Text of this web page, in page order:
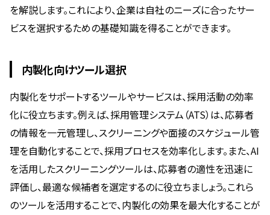
を解説します。これにより、企業は自社のニーズに合ったサー
ビスを選択するための基礎知識を得ることができます。
内製化向けツール選択
内製化をサポートするツールやサービスは、採用活動の効率
化に役立ちます。例えば、採用管理システム（ATS）は、応募者
の情報を一元管理し、スクリーニングや面接のスケジュール管
理を自動化することで、採用プロセスを効率化します。また、AI
を活用したスクリーニングツールは、応募者の適性を迅速に
評価し、最適な候補者を選定するのに役立ちましょう。これら
のツールを活用することで、内製化の効果を最大化することが